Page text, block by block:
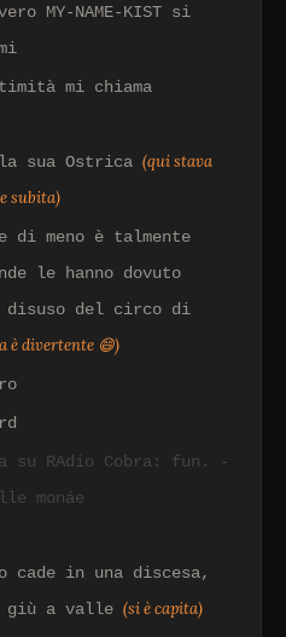
MY-NAME-KIST si
mi chiama
la sua Ostrica (qui stava
subita)
di meno è talmente
le hanno dovuto
del circo di
è divertente 😄)
su RAdio Cobra: fun. -
monáe
cade in una discesa,
giù a valle (si è capita)